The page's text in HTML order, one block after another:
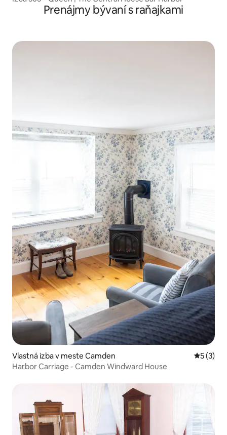
Prenájmy bývaní s raňajkami
Vlastná izba v meste Camden
5 (3)
Harbor Carriage - Camden Windward House